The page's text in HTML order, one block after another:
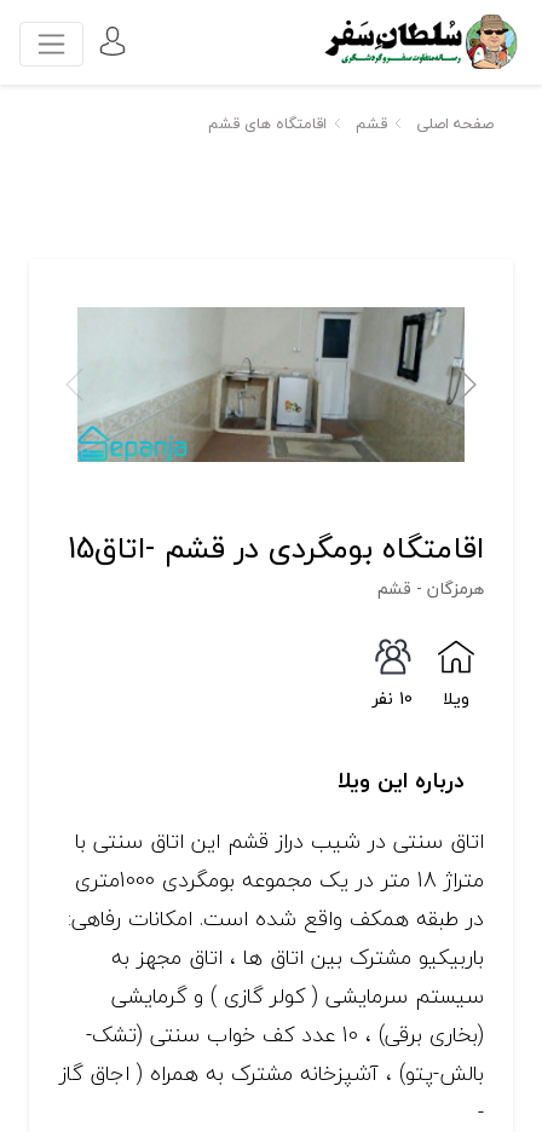
صفحه اصلی قشم اقامتگاه های قشم
اقامتگاه بومگردی در قشم -اتاق15
هرمزگان - قشم
ویلا 10 نفر
درباره این ویلا
اتاق سنتی در شیب دراز قشم این اتاق سنتی با
متراژ 18 متر در یک مجموعه بومگردی 1000متری
در طبقه همکف واقع شده است. امکانات رفاهی:
باربیکیو مشترک بین اتاق ها ، اتاق مجهز به
سیستم سرمایشی ( کولر گازی ) و گرمایشی
(بخاری برقی) ، 10 عدد کف خواب سنتی (تشک-
بالش-پتو) ، آشپزخانه مشترک به همراه ( اجاق گاز
-